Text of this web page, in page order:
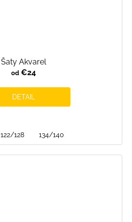
Šaty Akvarel
od€24
DETAIL
122/128 134/140